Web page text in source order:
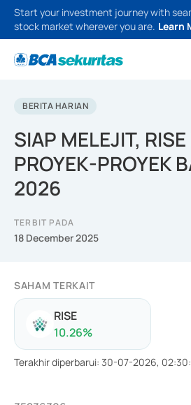
Start your investment journey with
stock market wherever you are. Learn
BERITA HARIAN
SIAP MELEJIT,
PROYEK-PROYEK
2026
TERBIT PADA
18 December 2025
SAHAM TERKAIT
RISE
10.26%
Terakhir diperbarui: 30-07-2026,